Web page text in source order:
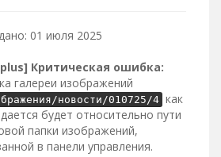
01 июля 2025
Критическая ошибка:
галереи изображений
новости/010725/4 как
будет относительно пути
папки изображений,
в панели управления.